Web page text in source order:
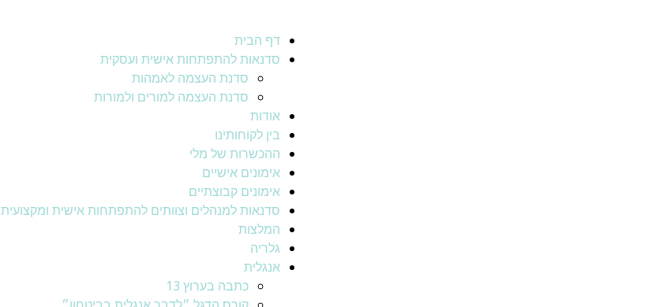
דף הבית
סדנאות להתפתחות אישית ועסקית
סדנת העצמה לאמהות
סדנת העצמה למורים ולמורות
אודות
בין לקוחותינו
ההכשרות של מלי
אימונים אישיים
אימונים קבוצתיים
סדנאות למנהלים וצוותים להתפתחות אישית ומקצועית
המלצות
גלריה
אנגלית
כתבה בערוץ 13